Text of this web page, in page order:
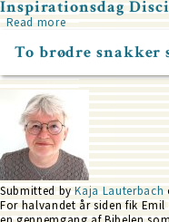
Mission
01/2021:
evangelium
Inspirationsdag
Discipel
7
Inspirationsdag
Read moreabout
Discipel
7
To brødre snakker
Submitted byKaja Lauterbach
For halvandet år siden fik